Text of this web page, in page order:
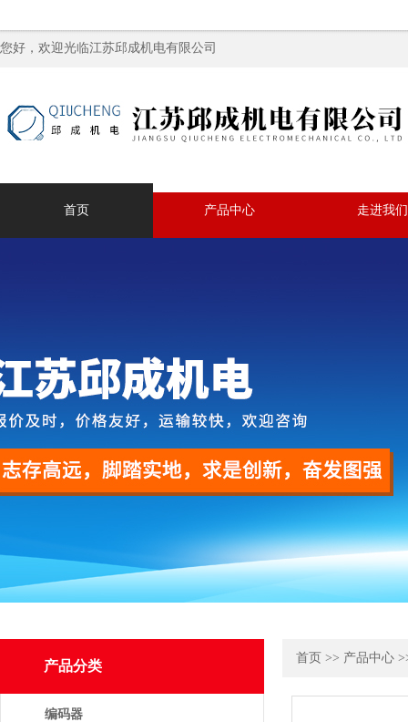
您好，欢迎光临江苏邱成机电有限公司
首页 产品中心 走进我们
产品分类
编码器
首页 >> 产品中心